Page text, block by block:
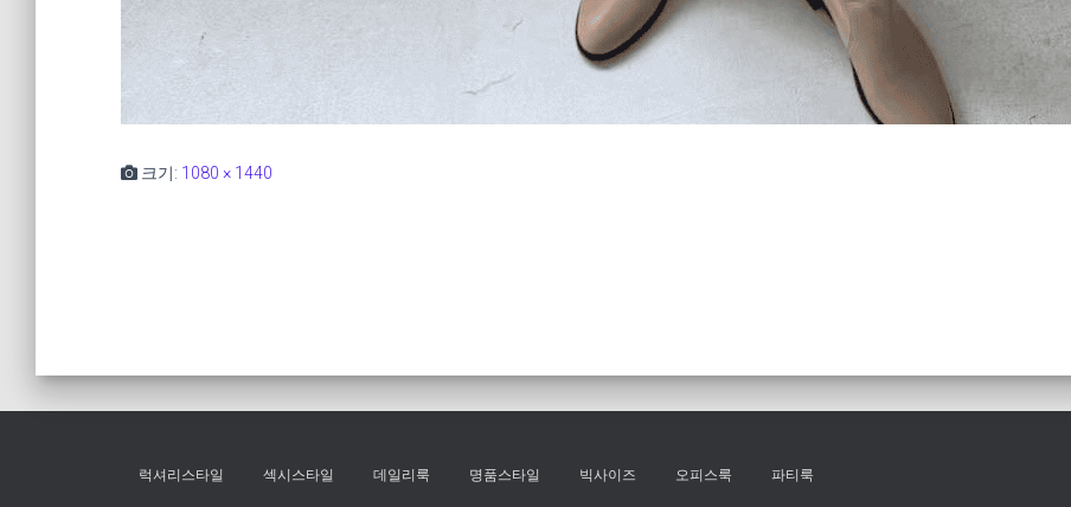
크기: 1080 × 1440
럭셔리스타일 섹시스타일 데일리룩 명품스타일 빅사이즈 오피스룩 파티룩